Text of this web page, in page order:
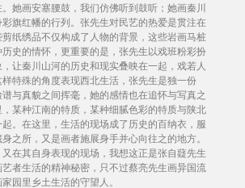
她画安塞腰鼓，我们仿佛听到鼓听；她画秦川
旗红幡的行列。张先生对民艺的热爱是贯注在
纸绣品不仅构成了人物的背景，这些岩画马桩
史的情怀，更重要的是，张先生以戏班粉彩扮
让秦川山河的历史和现实叠映在一起，戏若人
特殊的角度表现西北生活，张先生是独一份
与真貌之间挥毫，她的感情也在追怀与写真之
某种江南的特质，某种细腻色彩的特质与陕北
。在这里，生活的现场成了历史的百纳衣，服
之所，又是画者施展身手并心向往之的地方。
在其自身表现的现场，我想这正是张自薿先生
者生活的精神秘密，只不过蔡亮先生画异国流
园里乡土生活的守望人。